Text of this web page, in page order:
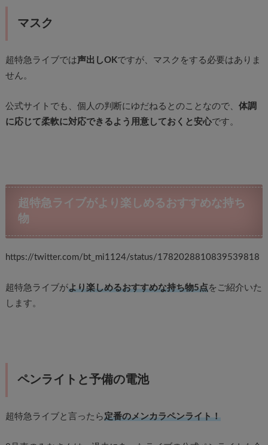
マスク
超特急ライブでは声出しOKですが、マスクをする必要はありま
せん。
公式サイトでも、個人の判断にゆだねるとのことなので、 体調
に応じて柔軟に対応できるよう用意しておくと安心です。
超特急ライブがより楽しめるおすすめな持ち
物
https://twitter.com/bt_mi1124/status/1782028810839539818
超特急ライブがより楽しめるおすすめな持ち物5点をご紹介いた
します。
ペンライトと予備の電池
超特急ライブと言ったら定番のメンカラペンライト！